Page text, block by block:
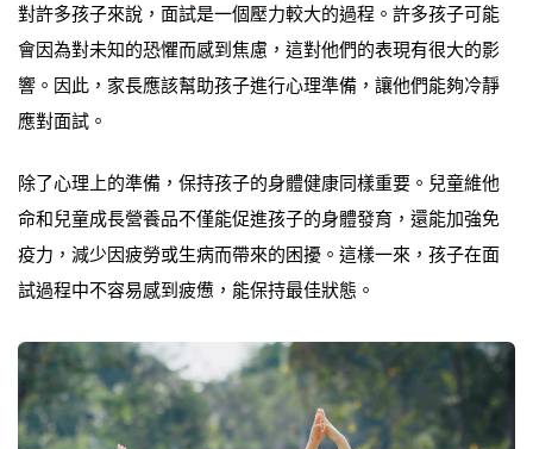
對許多孩子來說，面試是一個壓力較大的過程。許多孩子可能
會因為對未知的恐懼而感到焦慮，這對他們的表現有很大的影
響。因此，家長應該幫助孩子進行心理準備，讓他們能夠冷靜
應對面試。
除了心理上的準備，保持孩子的身體健康同樣重要。兒童維他
命和兒童成長營養品不僅能促進孩子的身體發育，還能加強免
疫力，減少因疲勞或生病而帶來的困擾。這樣一來，孩子在面
試過程中不容易感到疲憊，能保持最佳狀態。